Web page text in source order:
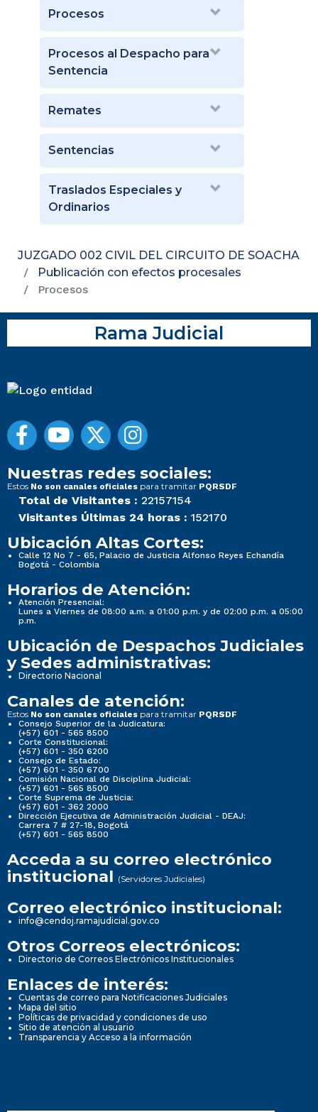
Procesos
Procesos al Despacho para
Sentencia
Remates
Sentencias
Traslados Especiales y
Ordinarios
JUZGADO 002 CIVIL DEL CIRCUITO DE SOACHA
Publicación con efectos procesales
Procesos
Rama Judicial
Nuestras redes sociales:
Estos No son canales oficiales para tramitar PQRSDF
Total de Visitantes : 22157154
Visitantes Últimas 24 horas : 152170
Ubicación Altas Cortes:
Calle 12 No 7 - 65, Palacio de Justicia Alfonso Reyes Echandía
Bogotá - Colombia
Horarios de Atención:
Atención Presencial:
Lunes a Viernes de 08:00 a.m. a 01:00 p.m. y de 02:00 p.m. a 05:00
p.m.
Ubicación de Despachos Judiciales
y Sedes administrativas:
Directorio Nacional
Canales de atención:
Estos No son canales oficiales para tramitar PQRSDF
Consejo Superior de la Judicatura:
(+57) 601 - 565 8500
Corte Constitucional:
(+57) 601 - 350 6200
Consejo de Estado:
(+57) 601 - 350 6700
Comisión Nacional de Disciplina Judicial:
(+57) 601 - 565 8500
Corte Suprema de Justicia:
(+57) 601 - 362 2000
Dirección Ejecutiva de Administración Judicial - DEAJ:
Carrera 7 # 27-18, Bogotá
(+57) 601 - 565 8500
Acceda a su correo electrónico
institucional (Servidores Judiciales)
Correo electrónico institucional:
info@cendoj.ramajudicial.gov.co
Otros Correos electrónicos:
Directorio de Correos Electrónicos Institucionales
Enlaces de interés:
Cuentas de correo para Notificaciones Judiciales
Mapa del sitio
Políticas de privacidad y condiciones de uso
Sitio de atención al usuario
Transparencia y Acceso a la información